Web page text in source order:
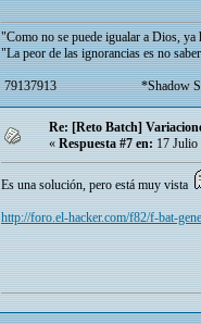
"Como no se puede igualar a Dios,
"La peor de las ignorancias es no
79137913 *Shadow
Re: [Reto Batch]
« Respuesta #7 en: 17 Julio
Es una solución, pero está muy vista
http://foro.el-hacker.com/f82/f-bat-